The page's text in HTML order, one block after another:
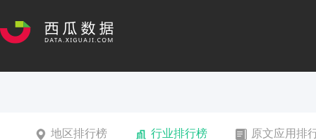
地区排行榜 行业排行榜 原文应用排